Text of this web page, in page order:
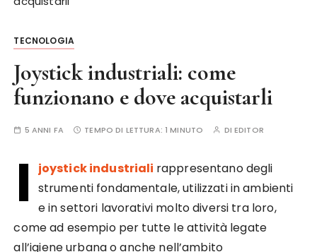
TECNOLOGIA
Joystick industriali: come
funzionano e dove acquistarli
5 ANNI FA TEMPO DI LETTURA:1 MINUTO DI EDITOR
I joystick industriali rappresentano degli
strumenti fondamentale, utilizzati in ambienti
e in settori lavorativi molto diversi tra loro,
come ad esempio per tutte le attività legate
all’igiene urbana o anche nell’ambito